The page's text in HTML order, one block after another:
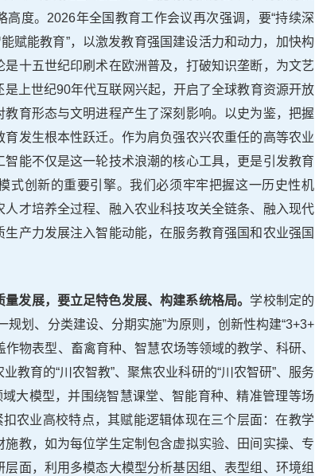
高度。2026年全国教育工作会议再次强调，要“持续深
赋能教育”，以激发教育强国建设活力和动力，加快构
十五世纪印刷术在欧洲普及，打破知识垄断，为文艺
上世纪90年代互联网兴起，开启了全球教育资源开放
育形态与文明进程产生了深刻影响。以史为鉴，把握
发生根本性跃迁。作为肩负强农兴农重任的高等农业
能不仅是这一轮技术浪潮的核心工具，更是引发教育
式创新的重要引擎。我们必须牢牢把握这一历史性机
才培养全过程、融入农业科技攻关全链条、融入现代
产力发展注入智能动能，在服务教育强国和农业强国
发展，要立足特色发展、构建系统格局。 学校制定的
规划、分类建设、分期实施”为原则，创新性构建“3+3+
物表型、畜禽育种、智慧农场等领域的教学、科研、
教育的“川农智教”、聚焦农业科研的“川农智研”、服务
大模型，并围绕智慧课堂、智能育种、精准管理等场
农业高校特点，其赋能逻辑体现在三个层面：在教学
教，如为每位学生定制包含虚拟实验、田间实操、专
面，利用多模态大模型分析基因组、表型组、环境组